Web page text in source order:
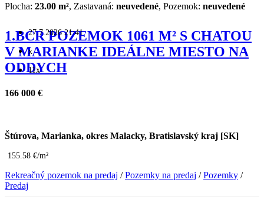
Plocha: 23.00 m², Zastavaná: neuvedené, Pozemok: neuvedené
27.7.2026 21:41
x
11x
1.BCR POZEMOK 1061 M² S CHATOU
V MARIANKE IDEÁLNE MIESTO NA
ODDYCH
166 000 €
Štúrova, Marianka, okres Malacky, Bratislavský kraj [SK]
155.58 €/m²
Rekreačný pozemok na predaj /Pozemky na predaj /Pozemky /
Predaj